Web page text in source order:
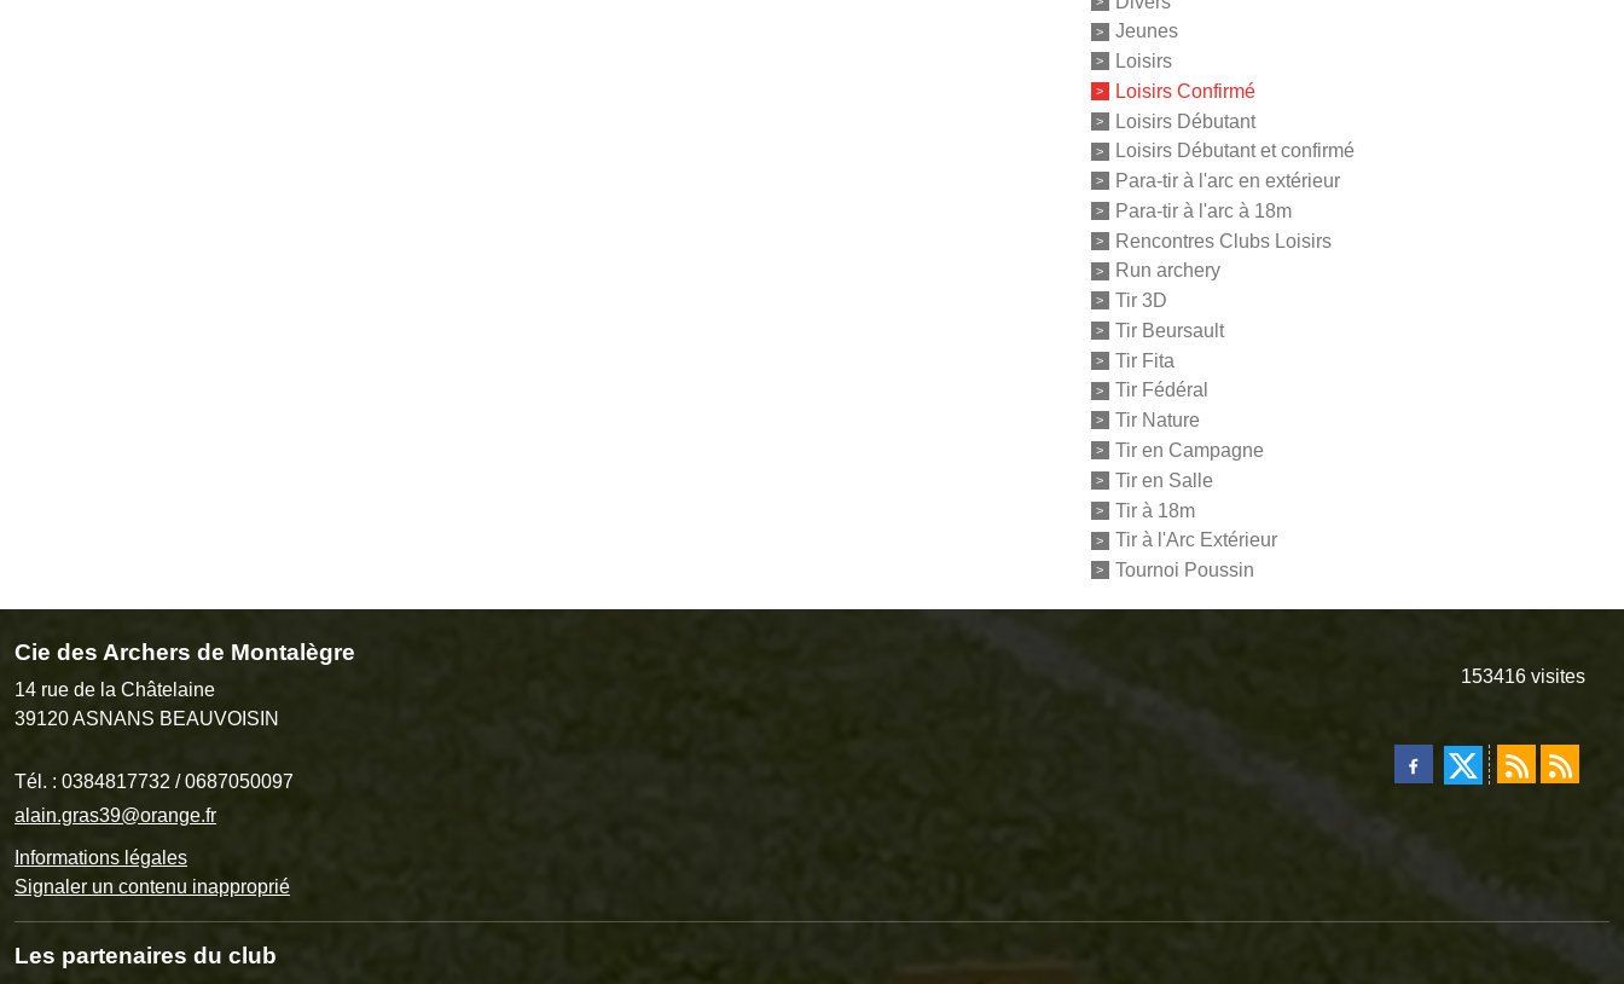
Jeunes
Loisirs
Loisirs Confirmé
Loisirs Débutant
Loisirs Débutant et confirmé
Para-tir à l'arc en extérieur
Para-tir à l'arc à 18m
Rencontres Clubs Loisirs
Run archery
Tir 3D
Tir Beursault
Tir Fita
Tir Fédéral
Tir Nature
Tir en Campagne
Tir en Salle
Tir à 18m
Tir à l'Arc Extérieur
Tournoi Poussin
Cie des Archers de Montalègre
14 rue de la Châtelaine
39120ASNANS BEAUVOISIN
Tél. : 0384817732 / 0687050097
alain.gras39@orange.fr
Informations légales
Signaler un contenu inapproprié
153416 visites
Les partenaires du club